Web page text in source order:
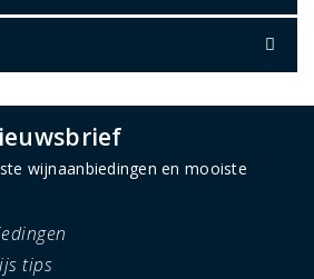
wijnaanbiedingen en mooiste
tips